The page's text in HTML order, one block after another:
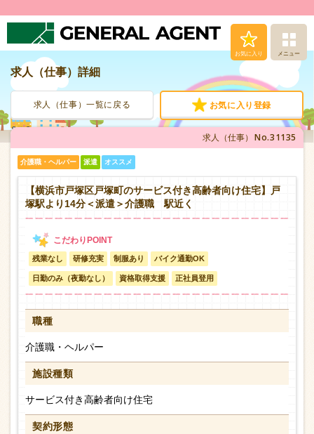
お気に入り メニュー
人材派遣サービス
転職支援サービス
登録から就業まで
お問い合わせ
求人（仕事）詳細
求人（仕事）一覧に戻る お気に入り登録
求人（仕事） No.31135
介護職・ヘルパー 派遣 オススメ
【横浜市戸塚区戸塚町のサービス付き高齢者向け住宅】戸
塚駅より14分＜派遣＞介護職 駅近く
残業なし 研修充実 制服あり バイク通勤OK
日勤のみ（夜勤なし） 資格取得支援 正社員登用
職種
介護職・ヘルパー
施設種類
サービス付き高齢者向け住宅
契約形態